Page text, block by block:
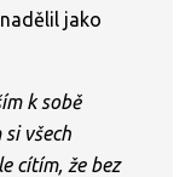
jako
k sobě
všech
cítím, že bez